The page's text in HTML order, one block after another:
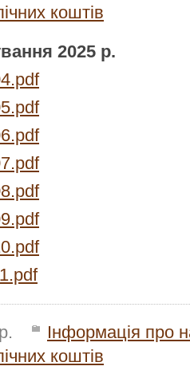
коштів
2025 р.
Інформація про
коштів